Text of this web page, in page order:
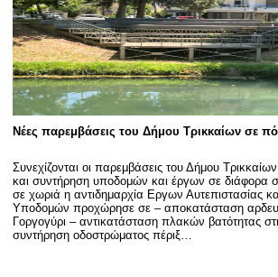
Νέες παρεμβάσεις του Δήμου Τρικκαίων σε
Συνεχίζονται οι παρεμβάσεις του Δήμου
και συντήρηση υποδομών και έργων σε διάφορα
σε χωριά η αντιδημαρχία Εργων Αυτεπιστασίας
Υποδομών προχώρησε σε – αποκατάσταση
Γοργογύρι – αντικατάσταση πλακών βατότητας
συντήρηση οδοστρώματος πέριξ…